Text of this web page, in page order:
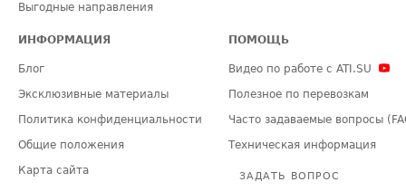
Выгодные направления
ИНФОРМАЦИЯ
Блог
Эксклюзивные материалы
Политика конфиденциальности
Общие положения
Карта сайта
ПОМОЩЬ
Видео по работе с ATI.SU
Полезное по перевозкам
Часто задаваемые вопросы
Техническая информация
ЗАДАТЬ ВОПРОС